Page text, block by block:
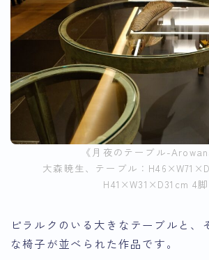
《月夜のテーブル-
大森暁生、テーブル：
H41×W31×D31cm 4脚
ピラルクのいる大きなテーブルと、
な椅子が並べられた作品です。